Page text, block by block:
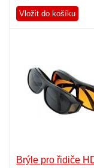
Vložit do košíku
Brýle pro řidiče